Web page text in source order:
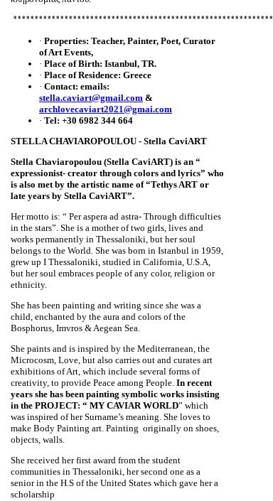
*************************************************************
· Properties: Teacher, Painter, Poet, Curator
of Art Events,
· Place of Birth: Istanbul, TR.
· Place of Residence: Greece
· Contact: emails:
stella.caviart@gmail.com &
archlovecaviart2021@gmai.com
· Tel: +30 6982 344 664
STELLA CHAVIAROPOULOU - Stella CaviART
Stella Chaviaropoulou (Stella CaviART) is an “
expressionist- creator through colors and lyrics” who
is also met by the artistic name of “Tethys ART or
late years by Stella CaviART”.
Her motto is: “ Per aspera ad astra- Through difficulties
in the stars”. She is a mother of two girls, lives and
works permanently in Thessaloniki, but her soul
belongs to the World. She was born in Istanbul in 1959,
grew up I Thessaloniki, studied in California, U.S.A,
but her soul embraces people of any color, religion or
ethnicity.
She has been painting and writing since she was a
child, enchanted by the aura and colors of the
Bosphorus, Imvros & Aegean Sea.
She paints and is inspired by the Mediterranean, the
Microcosm, Love, but also carries out and curates art
exhibitions of Art, which include several forms of
creativity, to provide Peace among People. In recent
years she has been painting symbolic works insisting
in the PROJECT: “ MY CAVIAR WORLD” which
was inspired of her Surname’s meaning. She loves to
make Body Painting art. Painting originally on shoes,
objects, walls.
She received her first award from the student
communities in Thessaloniki, her second one as a
senior in the H.S of the United States which gave her a
scholarship